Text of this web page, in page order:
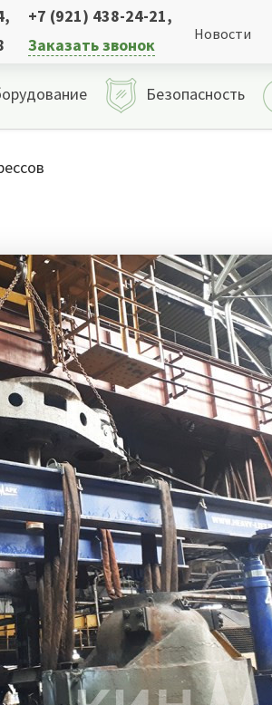
, +7 (921) 438-24-21,
Заказать звонок
Новости
Безопасность